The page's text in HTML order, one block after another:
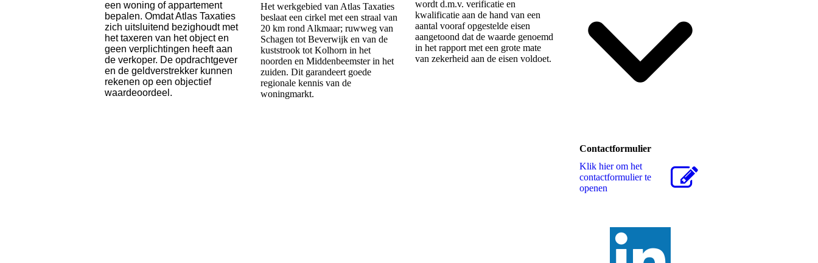
een woning of appartement
bepalen. Omdat Atlas Taxaties
zich uitsluitend bezighoudt met
het taxeren van het object en
geen verplichtingen heeft aan
de verkoper. De opdrachtgever
en de geldverstrekker kunnen
rekenen op een objectief
waardeoordeel.
Het werkgebied van Atlas Taxaties
beslaat een cirkel met een straal van
20 km rond Alkmaar; ruwweg van
Schagen tot Beverwijk en van de
kuststrook tot Kolhorn in het
noorden en Middenbeemster in het
zuiden. Dit garandeert goede
regionale kennis van de
woningmarkt.
wordt d.m.v. verificatie en
kwalificatie aan de hand van een
aantal vooraf opgestelde eisen
aangetoond dat de waarde genoemd
in het rapport met een grote mate
van zekerheid aan de eisen voldoet.
Contactformulier
Klik hier om het
contactformulier te
openen